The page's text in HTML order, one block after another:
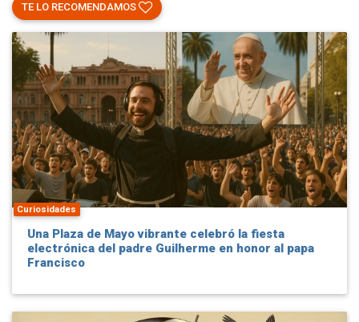
TE LO RECOMENDAMOS
Curiosidades
Una Plaza de Mayo vibrante celebró la fiesta
electrónica del padre Guilherme en honor al papa
Francisco